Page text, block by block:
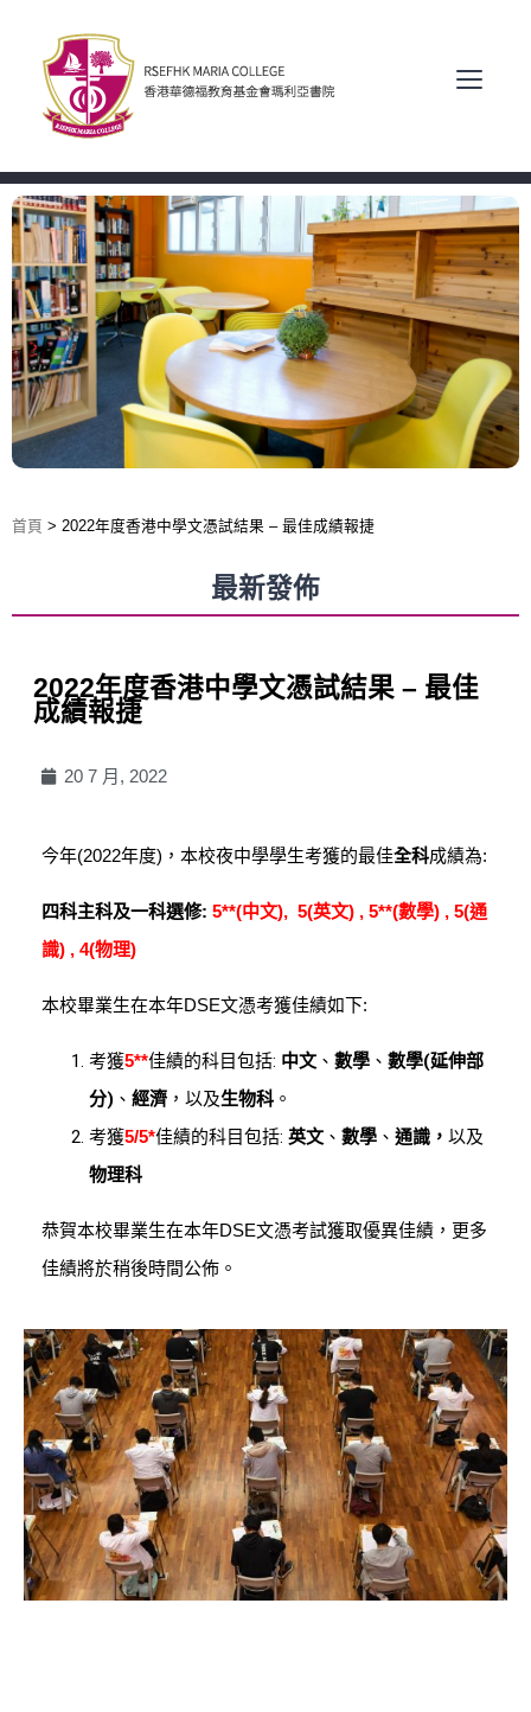
首頁 > 2022年度香港中學文憑試結果 – 最佳成績報捷
最新發佈
2022年度香港中學文憑試結果 – 最佳
成績報捷
20 7 月, 2022
今年(2022年度)，本校夜中學學生考獲的最佳全科成績為:
四科主科及一科選修: 5**(中文), 5(英文) , 5**(數學) , 5(通
識) , 4(物理)
本校畢業生在本年DSE文憑考獲佳績如下:
考獲5**佳績的科目包括: 中文 、 數學 、 數學(延伸部
分) 、 經濟 ，以及生物科 。
考獲5/5*佳績的科目包括: 英文 、 數學 、 通識， 以及
物理科
恭賀本校畢業生在本年DSE文憑考試獲取優異佳績，更多
佳績將於稍後時間公佈。